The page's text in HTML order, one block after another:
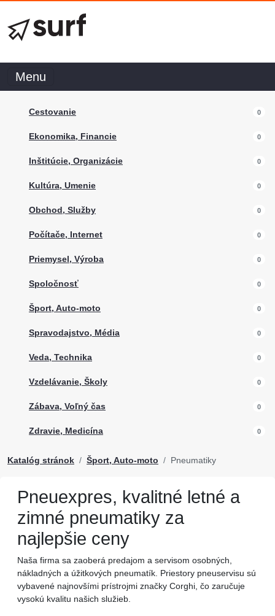
Menu
Cestovanie 0
Ekonomika, Financie 0
Inštitúcie, Organizácie 0
Kultúra, Umenie 0
Obchod, Služby 0
Počítače, Internet 0
Priemysel, Výroba 0
Spoločnosť 0
Šport, Auto-moto 0
Spravodajstvo, Média 0
Veda, Technika 0
Vzdelávanie, Školy 0
Zábava, Voľný čas 0
Zdravie, Medicína 0
Katalóg stránok Šport, Auto-moto Pneumatiky
Pneuexpres, kvalitné letné a
zimné pneumatiky za
najlepšie ceny
Naša firma sa zaoberá predajom a servisom osobných,
nákladných a úžitkových pneumatík. Priestory pneuservisu sú
vybavené najnovšími prístrojmi značky Corghi, čo zaručuje
vysokú kvalitu našich služieb.